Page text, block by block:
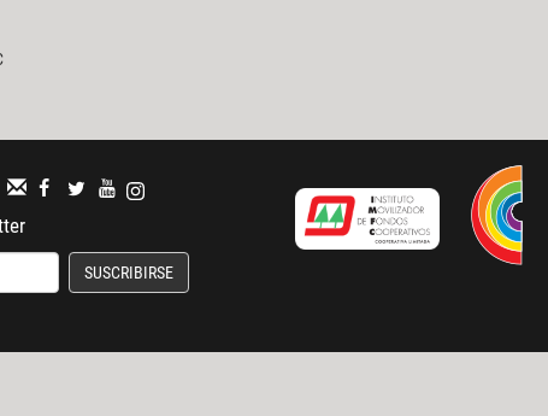
SUSCRIBIRSE